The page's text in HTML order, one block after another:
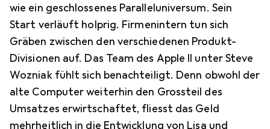
wie ein geschlossenes Paralleluniversum. Sein
Start verläuft holprig. Firmenintern tun sich
Gräben zwischen den verschiedenen Produkt-
Divisionen auf. Das Team des Apple II unter Steve
Wozniak fühlt sich benachteiligt. Denn obwohl der
alte Computer weiterhin den Grossteil des
Umsatzes erwirtschaftet, fliesst das Geld
mehrheitlich in die Entwicklung von Lisa und